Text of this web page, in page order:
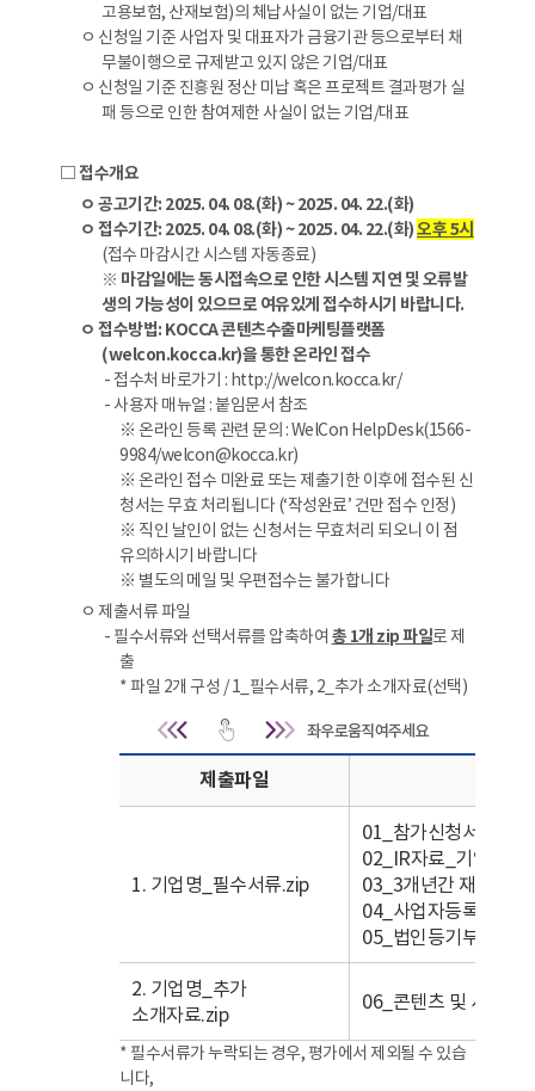
고용보험, 산재보험)의 체납사실이 없는 기업/대표
ㅇ 신청일 기준 사업자 및 대표자가 금융기관 등으로부터 채
무불이행으로 규제받고 있지 않은 기업/대표
ㅇ 신청일 기준 진흥원 정산 미납 혹은 프로젝트 결과평가 실
패 등으로 인한 참여제한 사실이 없는 기업/대표
□ 접수개요
ㅇ 공고기간: 2025. 04. 08.(화) ~ 2025. 04. 22.(화)
ㅇ 접수기간: 2025. 04. 08.(화) ~ 2025. 04. 22.(화)오후 5시
(접수 마감시간 시스템 자동종료)
※ 마감일에는 동시접속으로 인한 시스템 지연 및 오류발
생의 가능성이 있으므로 여유있게 접수하시기 바랍니다.
ㅇ 접수방법: KOCCA 콘텐츠수출마케팅플랫폼
(welcon.kocca.kr)을 통한 온라인 접수
- 접수처 바로가기 : http://welcon.kocca.kr/
- 사용자 매뉴얼 : 붙임문서 참조
※ 온라인 등록 관련 문의 : WelCon HelpDesk(1566-
9984/welcon@kocca.kr)
※ 온라인 접수 미완료 또는 제출기한 이후에 접수된 신
청서는 무효 처리됩니다 (‘작성완료’ 건만 접수 인정)
※ 직인 날인이 없는 신청서는 무효처리 되오니 이 점
유의하시기 바랍니다
※ 별도의 메일 및 우편접수는 불가합니다
ㅇ 제출서류 파일
- 필수서류와 선택서류를 압축하여 총 1개 zip 파일로 제
출
* 파일 2개 구성 / 1_필수서류, 2_추가 소개자료(선택)
접수개요 | 제출서류 파
제출파일
1. 기업명_필수서류.zip
01_참가신청서_기업
02_IR자료_기업명
03_3개년간 재무제
04_사업자등록증.pdf
05_법인등기부등본
2. 기업명_추가
소개자료.zip
06_콘텐츠 및 사업 소
* 필수서류가 누락되는 경우, 평가에서 제외될 수 있습
니다,